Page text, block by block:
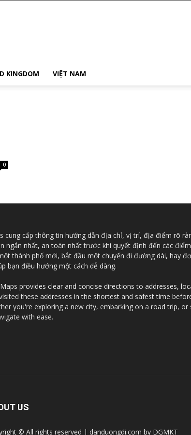
KINGDOM VIỆT NAM
0
cấp thông tin hướng dẫn địa chỉ, vị trí, địa điểm rõ
ngắn nhất, an toàn nhất trước khi quyết định đến các
thành phố mới, bắt đầu một chuyến đi đường dài, hay
bạn điều hướng một cách dễ dàng.
provides clear and concise directions to addresses,
these addresses in the shortest and safest time
you're exploring a new city, embarking on a road trip,
with ease.
US
© All rights reserved | danduongdi.com by DGMKT